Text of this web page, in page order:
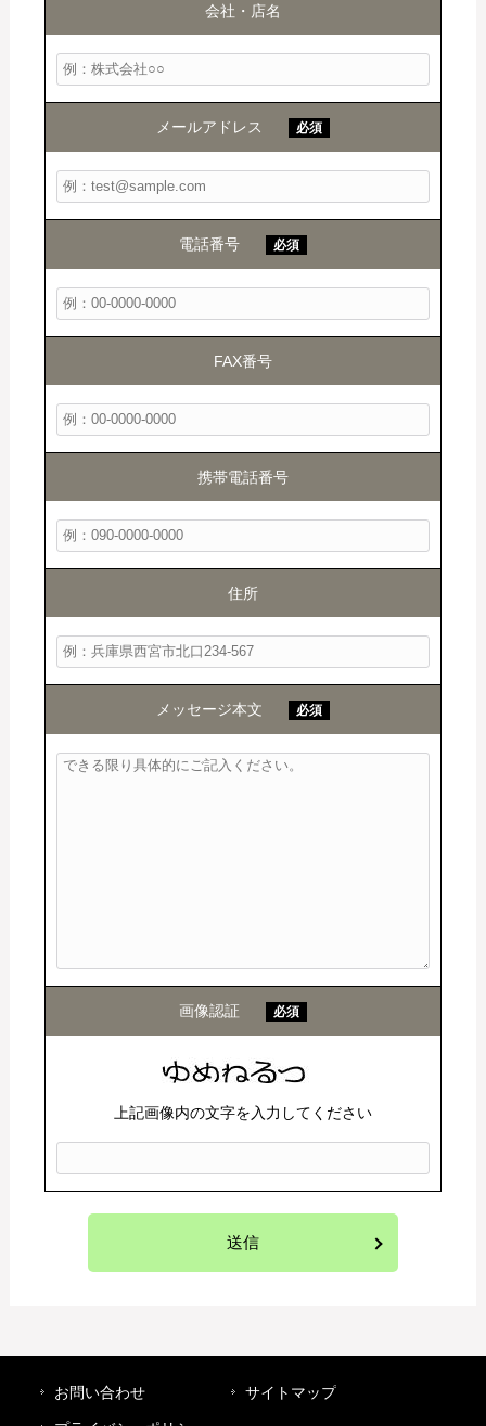
会社・店名
メールアドレス 必須
電話番号 必須
FAX番号
携帯電話番号
住所
メッセージ本文 必須
画像認証 必須
上記画像内の文字を入力してください
お問い合わせ サイトマップ